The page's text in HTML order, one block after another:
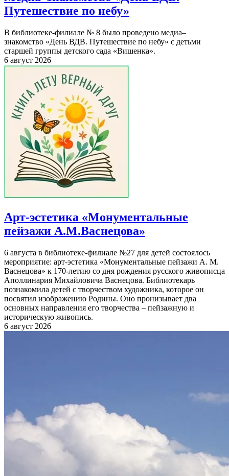
Путешествие по небу»
В библиотеке-филиале № 8 было проведено медиа–
знакомство «День ВДВ. Путешествие по небу» с детьми
старшей группы детского сада «Вишенка».
6 август 2026
Арт-эстетика «Монументальные
пейзажи А.М.Васнецова»
6 августа в библиотеке-филиале №27 для детей состоялось
мероприятие: арт-эстетика «Монументальные пейзажи А. М.
Васнецова» к 170-летию со дня рождения русского живописца
Аполлинария Михайловича Васнецова. Библиотекарь
познакомила детей с творчеством художника, которое он
посвятил изображению Родины. Оно пронизывает два
основных направления его творчества – пейзажную и
историческую живопись.
6 август 2026